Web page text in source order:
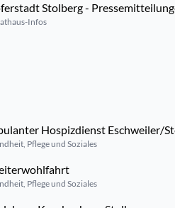
Stolberg -
Infos
Hospizdienst Eschweiler/
Pflege und Soziales
Pflege und Soziales